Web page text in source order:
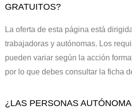
GRATUITOS?
La oferta de esta página está
trabajadoras y autónomas. Los
pueden variar según la acción
por lo que debes consultar la ficha
¿LAS PERSONAS